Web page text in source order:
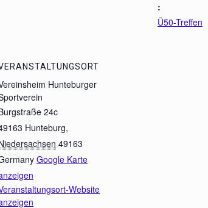
:
Ü50-Treffen
Hunteburger
24c
Hunteburg,
49163
Google Karte
Website